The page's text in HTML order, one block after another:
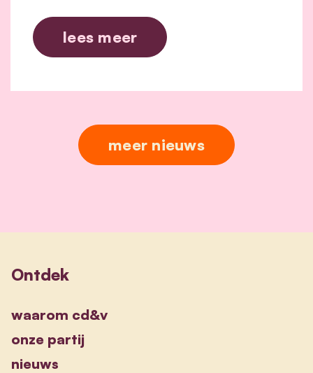
lees meer
meer nieuws
Ontdek
waarom cd&v
onze partij
nieuws